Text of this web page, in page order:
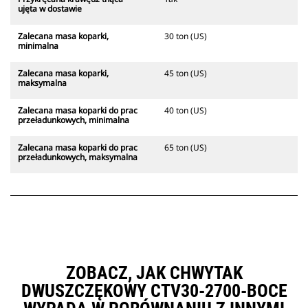
ujęta w dostawie
Zalecana masa koparki,
minimalna
30 ton (US)
Zalecana masa koparki,
maksymalna
45 ton (US)
Zalecana masa koparki do prac
przeładunkowych, minimalna
40 ton (US)
Zalecana masa koparki do prac
przeładunkowych, maksymalna
65 ton (US)
ZOBACZ, JAK CHWYTAK
DWUSZCZĘKOWY CTV30-2700-BOCE